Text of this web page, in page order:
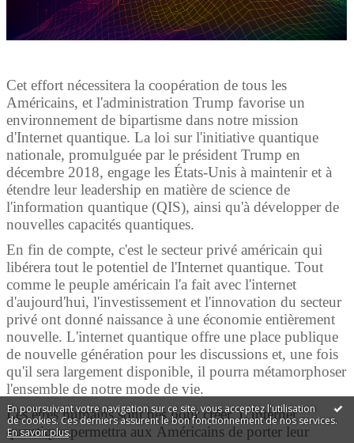
En poursuivant votre navigation sur ce site, vous acceptez l'utilisation
de cookies. Ces derniers assurent le bon fonctionnement de nos services.
En savoir plus.
Cet effort nécessitera la coopération de tous les
Américains, et l'administration Trump favorise un
environnement de bipartisme dans notre mission
d'Internet quantique. La loi sur l'initiative quantique
nationale, promulguée par le président Trump en
décembre 2018, engage les États-Unis à maintenir et à
étendre leur leadership en matière de science de
l'information quantique (QIS), ainsi qu'à développer de
nouvelles capacités quantiques.
En fin de compte, c'est le secteur privé américain qui
libérera tout le potentiel de l'Internet quantique. Tout
comme le peuple américain l'a fait avec l'internet
d'aujourd'hui, l'investissement et l'innovation du secteur
privé ont donné naissance à une économie entièrement
nouvelle. L'internet quantique offre une place publique
de nouvelle génération pour les discussions et, une fois
qu'il sera largement disponible, il pourra métamorphoser
l'ensemble de notre mode de vie.
Les êtres humains sont nés pour créer. L'Internet
quantique permettra aux Américains de porter leur